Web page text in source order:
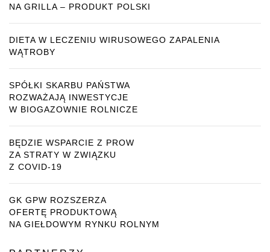
NA GRILLA – PRODUKT POLSKI
DIETA W LECZENIU WIRUSOWEGO ZAPALENIA
WĄTROBY
SPÓŁKI SKARBU PAŃSTWA
ROZWAŻAJĄ INWESTYCJE
W BIOGAZOWNIE ROLNICZE
BĘDZIE WSPARCIE Z PROW
ZA STRATY W ZWIĄZKU
Z COVID-19
GK GPW ROZSZERZA
OFERTĘ PRODUKTOWĄ
NA GIEŁDOWYM RYNKU ROLNYM